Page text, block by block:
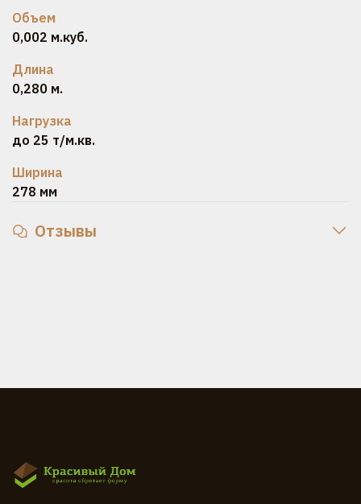
Объем
0,002 м.куб.
Длина
0,280 м.
Нагрузка
до 25 т/м.кв.
Ширина
278 мм
Отзывы